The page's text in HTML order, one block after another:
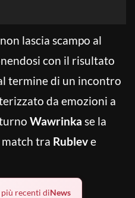
lascia scampo al
con il risultato
termine di un incontro
da emozioni a
Wawrinka se la
tra Rubleve
recenti diNews